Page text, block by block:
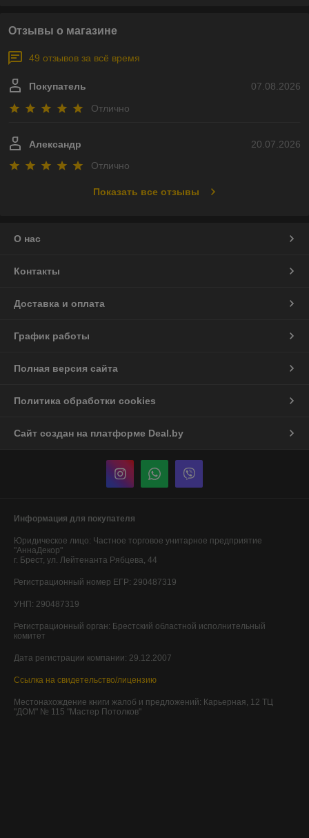
Отзывы о магазине
49 отзывов за всё время
07.08.2026
Покупатель
Отлично
20.07.2026
Александр
Отлично
Показать все отзывы
О нас
Контакты
Доставка и оплата
График работы
Полная версия сайта
Политика обработки cookies
Сайт создан на платформе Deal.by
Информация для покупателя
Юридическое лицо: Частное торговое унитарное предприятие
"АннаДекор"
г. Брест, ул. Лейтенанта Рябцева, 44
Регистрационный номер ЕГР: 290487319
УНП: 290487319
Регистрационный орган: Брестский областной исполнительный
комитет
Дата регистрации компании: 29.12.2007
Ссылка на свидетельство/лицензию
Местонахождение книги жалоб и предложений: Карьерная, 12 ТЦ
"ДОМ" № 115 "Мастер Потолков"